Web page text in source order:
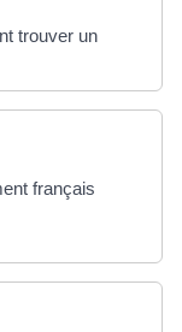
trouver un
français